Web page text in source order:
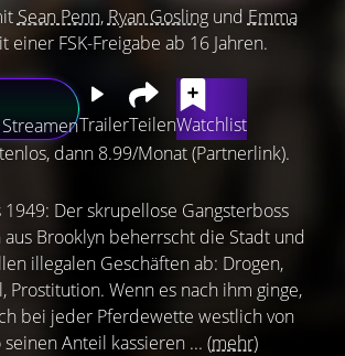
Sean Penn, Ryan Goslingund Emma
einer FSK-Freigabe ab 16 Jahren.
TrailerTeilenWatchlist
dann 8.99/Monat (Partnerlink).
1949: Der skrupellose Gangsterboss
aus Brooklyn beherrscht die Stadt und
illegalen Geschäften ab: Drogen,
Prostitution. Wenn es nach ihm ginge,
bei jeder Pferdewette westlich von
seinen Anteil kassieren ... (mehr)